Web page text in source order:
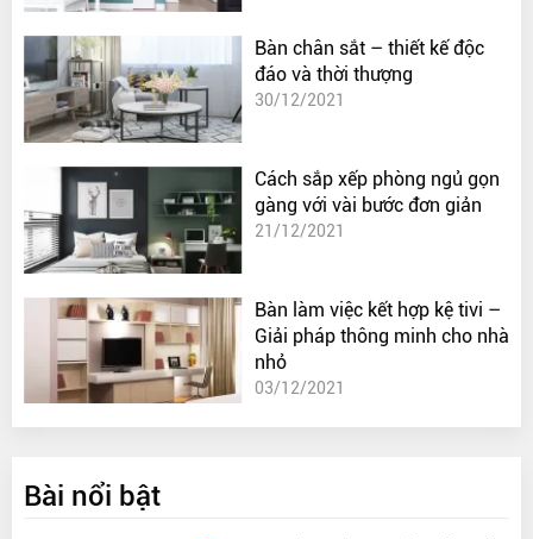
Bàn chân sắt – thiết kế độc
đáo và thời thượng
30/12/2021
Cách sắp xếp phòng ngủ gọn
gàng với vài bước đơn giản
21/12/2021
Bàn làm việc kết hợp kệ tivi –
Giải pháp thông minh cho nhà
nhỏ
03/12/2021
Bài nổi bật